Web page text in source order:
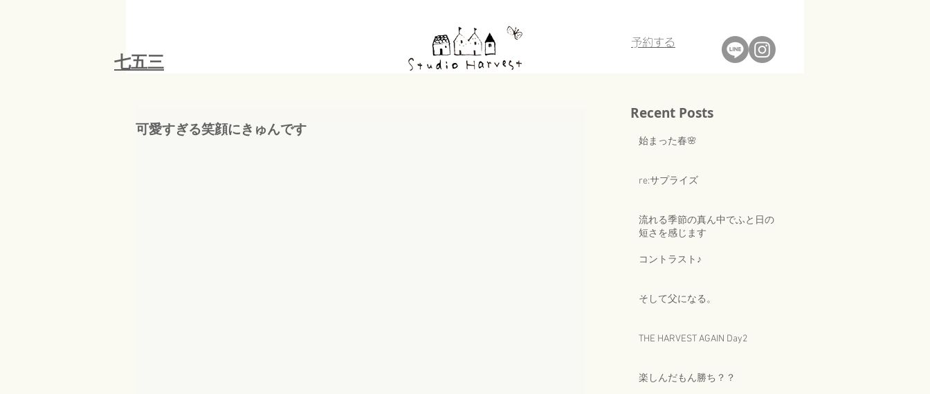
​七五三
​予約する
可愛すぎる笑顔にきゅんです
Recent Posts
始まった春🌸
re:サプライズ
流れる季節の真ん中でふと日の
短さを感じます
コントラスト♪
そして父になる。
THE HARVEST AGAIN Day2
楽しんだもん勝ち？？